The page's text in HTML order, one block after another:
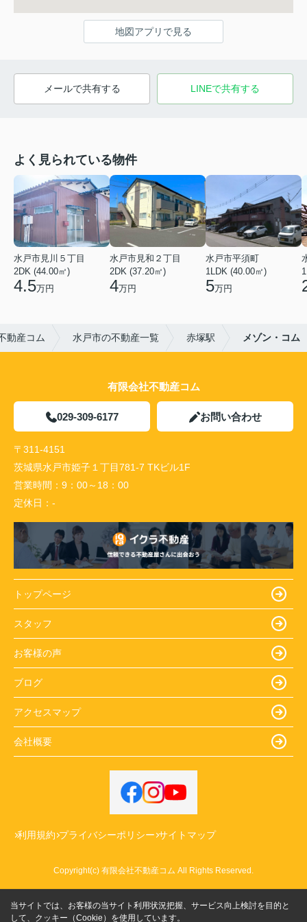
地図アプリで見る
メールで共有する LINEで共有する
よく見られている物件
水戸市見川５丁目
2DK (44.00㎡)
4.5万円
水戸市見和２丁目
2DK (37.20㎡)
4万円
水戸市平須町
1LDK (40.00㎡)
5万円
動産コム 水戸市の不動産一覧 赤塚駅 メゾン・コム
有限会社不動産コム
029-309-6177 お問い合わせ
〒311-4151
茨城県水戸市姫子１丁目781-7 TKビル1F
営業時間： 9：00～18：00
定休日： -
トップページ
スタッフ
お客様の声
ブログ
アクセスマップ
会社概要
利用規約 プライバシーポリシー サイトマップ
Copyright(c) 有限会社不動産コム All Rights Reserved.
当サイトでは、お客様の当サイト利用状況把握、サービス向上検討を目的と
して、クッキー（Cookie）を使用しています。